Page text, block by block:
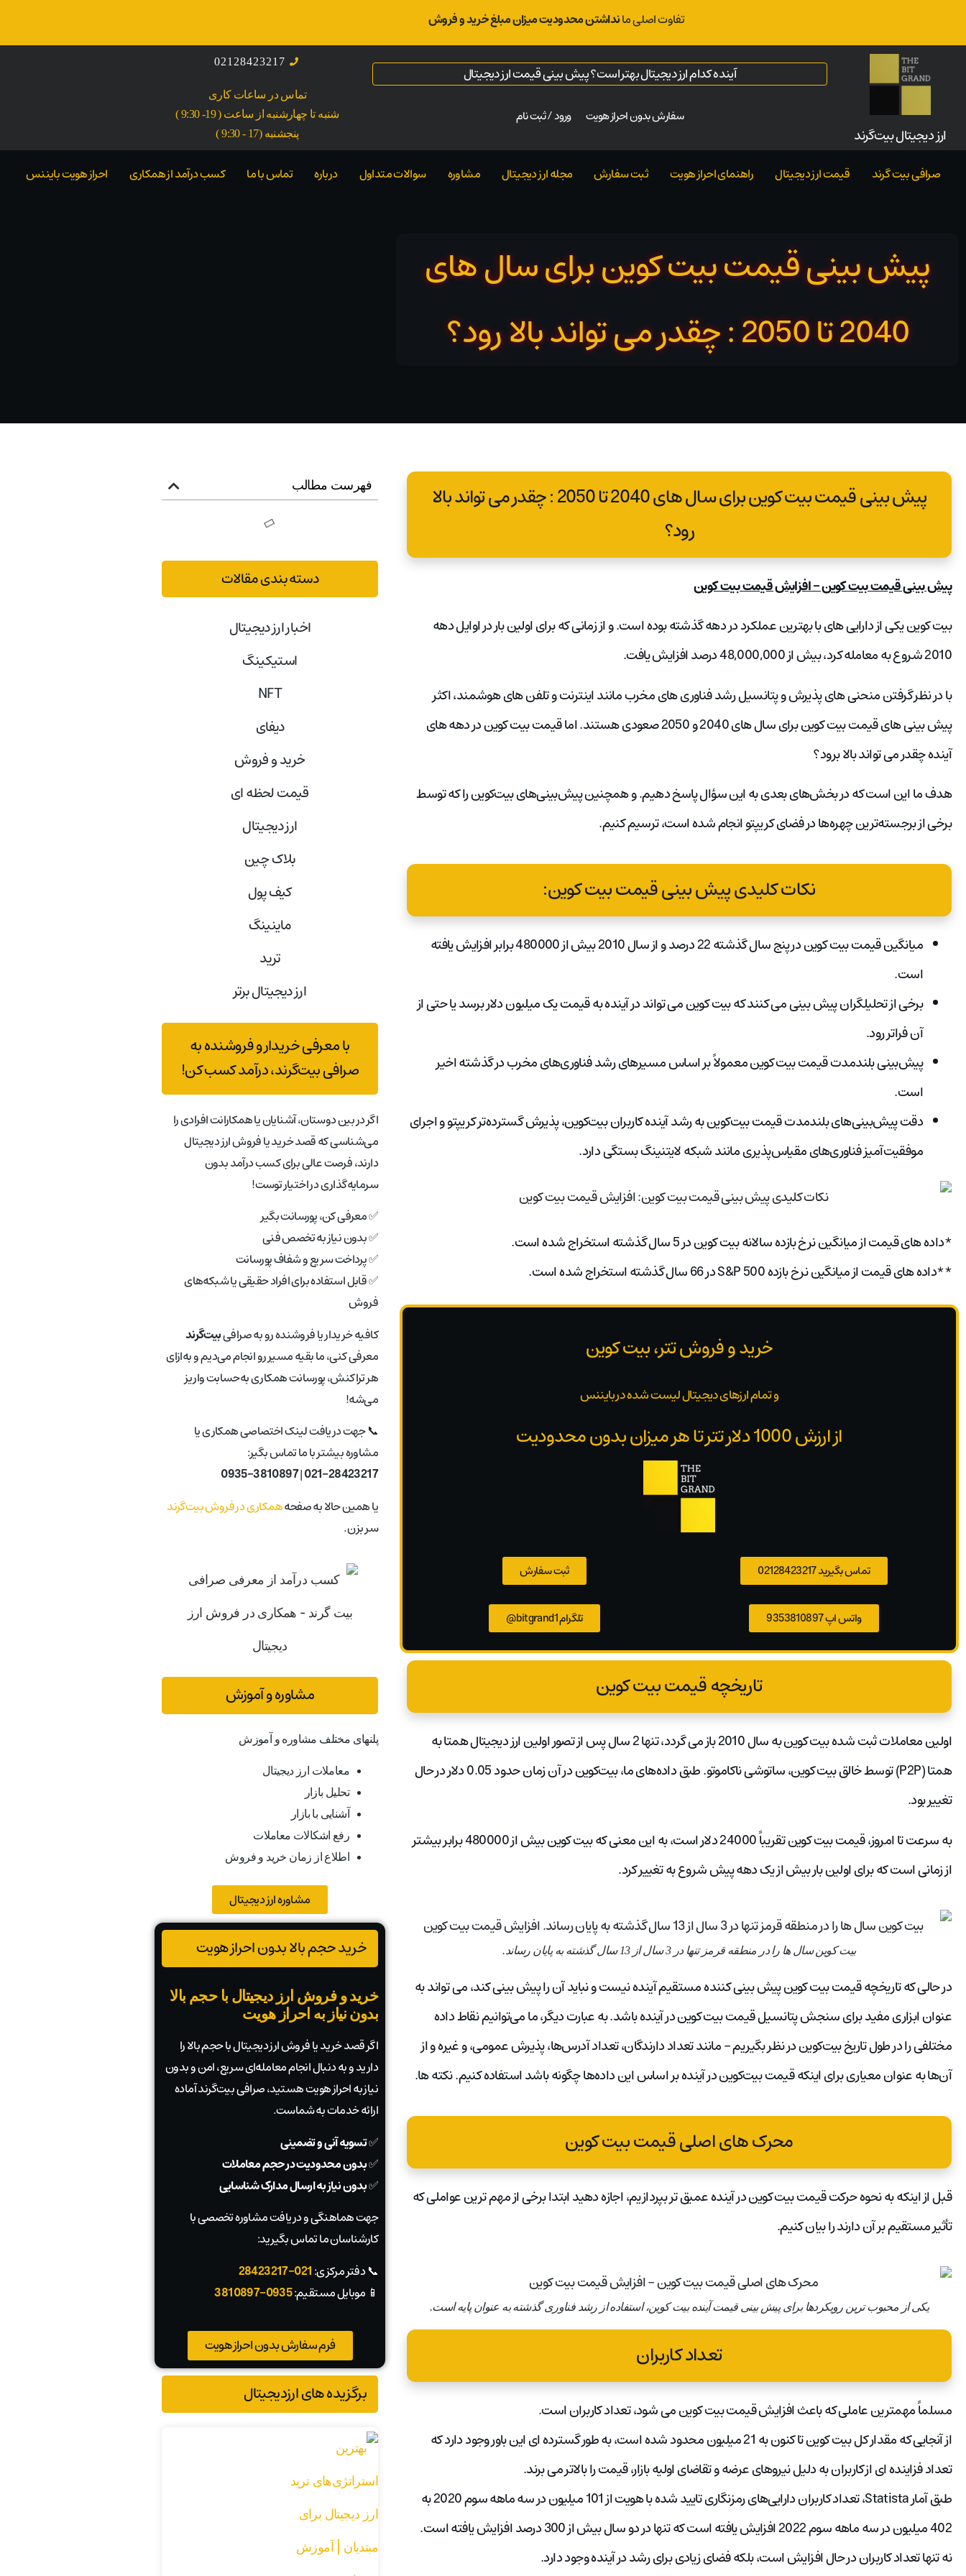
تفاوت اصلی مانداشتن محدودیت میزان مبلغ خرید و فروش
ارز‌ دیجیتال بیت‌گرند
آینده کدام ارز دیجیتال بهتر است؟ پیش بینی قیمت ارز دیجیتال
سفارش بدون احراز هویت ورود / ثبت نام
02128423217
تماس در ساعات کاری
شنبه تا چهارشنبه از ساعت ( 19- 9:30 )
پنجشنبه (17 - 9:30 )
صرافی بیت گرند قیمت ارز دیجیتال راهنمای احراز هویت ثبت سفارش مجله ارز دیجیتال مشاوره سوالات متداول درباره تماس با ما کسب درآمد از همکاری احراز هویت بایننس
پیش بینی قیمت بیت کوین برای سال های
2040 تا 2050 : چقدر می تواند بالا رود؟
پیش بینی قیمت بیت کوین برای سال های 2040 تا 2050 : چقدر می تواند بالا
رود؟
پیش بینی قیمت بیت کوین – افزایش قیمت بیت کوین
بیت کوین یکی از دارایی های با بهترین عملکرد در دهه گذشته بوده است. و از زمانی که برای اولین بار در اوایل دهه
2010 شروع به معامله کرد، بیش از 48,000,000 درصد افزایش یافت.
با در نظر گرفتن منحنی های پذیرش و پتانسیل رشد فناوری های مخرب مانند اینترنت و تلفن های هوشمند، اکثر
پیش بینی های قیمت بیت کوین برای سال های 2040 و 2050 صعودی هستند. اما قیمت بیت کوین در دهه های
آینده چقدر می تواند بالا برود؟
هدف ما این است که در بخش‌های بعدی به این سؤال پاسخ دهیم. و همچنین پیش‌بینی‌های بیت‌کوین را که توسط
برخی از برجسته‌ترین چهره‌ها در فضای کریپتو انجام شده است، ترسیم کنیم.
نکات کلیدی پیش بینی قیمت بیت کوین:
میانگین قیمت بیت کوین در پنج سال گذشته 22 درصد و از سال 2010 بیش از 480000 برابر افزایش یافته
است.
برخی از تحلیلگران پیش بینی می کنند که بیت کوین می تواند در آینده به قیمت یک میلیون دلار برسد یا حتی از
آن فراتر رود.
پیش‌بینی بلندمدت قیمت بیت کوین معمولاً بر اساس مسیرهای رشد فناوری‌های مخرب در گذشته اخیر
است.
دقت پیش‌بینی‌های بلندمدت قیمت بیت‌کوین به رشد آینده کاربران بیت‌کوین، پذیرش گسترده‌تر کریپتو و اجرای
موفقیت‌آمیز فناوری‌های مقیاس‌پذیری مانند شبکه لایتنینگ بستگی دارد.
*داده های قیمت از میانگین نرخ بازده سالانه بیت کوین در 5 سال گذشته استخراج شده است.
**داده های قیمت از میانگین نرخ بازده S&P 500 در 66 سال گذشته استخراج شده است.
خرید و فروش تتر، بیت کوین
و تمام ارزهای دیجیتال لیست شده در بایننس
از ارزش 1000 دلار تتر تا هر میزان بدون محدودیت
تماس بگیرید 02128423217 ثبت سفارش
واتس اپ 9353810897 تلگرام bitgrand1@
تاریخچه قیمت بیت کوین
اولین معاملات ثبت شده بیت کوین به سال 2010 باز می گردد، تنها 2 سال پس از تصور اولین ارز دیجیتال همتا به
همتا (P2P) توسط خالق بیت کوین، ساتوشی ناکاموتو. طبق داده‌های ما، بیت‌کوین در آن زمان حدود 0.05 دلار در حال
تغییر بود.
به سرعت تا امروز، قیمت بیت کوین تقریباً 24000 دلار است، به این معنی که بیت کوین بیش از 480000 برابر بیشتر
از زمانی است که برای اولین بار بیش از یک دهه پیش شروع به تغییر کرد.
بیت کوین سال ها را در منطقه قرمز تنها در 3 سال از 13 سال گذشته به پایان رساند.
در حالی که تاریخچه قیمت بیت کوین پیش بینی کننده مستقیم آینده نیست و نباید آن را پیش بینی کند، می تواند به
عنوان ابزاری مفید برای سنجش پتانسیل قیمت بیت کوین در آینده باشد. به عبارت دیگر، ما می‌توانیم نقاط داده
مختلفی را در طول تاریخ بیت‌کوین در نظر بگیریم – مانند تعداد دارندگان، تعداد آدرس‌ها، پذیرش عمومی، و غیره و از
آن‌ها به عنوان معیاری برای اینکه قیمت بیت‌کوین در آینده بر اساس این داده‌ها چگونه باشد استفاده کنیم. نکته ها.
محرک های اصلی قیمت بیت کوین
قبل از اینکه به نحوه حرکت قیمت بیت کوین در آینده عمیق تر بپردازیم، اجازه دهید ابتدا برخی از مهم ترین عواملی که
تأثیر مستقیم بر آن دارند را بیان کنیم.
یکی از محبوب ترین رویکردها برای پیش بینی قیمت آینده بیت کوین، استفاده از رشد فناوری گذشته به عنوان پایه است.
تعداد کاربران
مسلماً مهمترین عاملی که باعث افزایش قیمت بیت کوین می شود، تعداد کاربران است.
از آنجایی که مقدار کل بیت کوین تا کنون به 21 میلیون محدود شده است، به طور گسترده ای این باور وجود دارد که
تعداد فزاینده ای از کاربران به دلیل نیروهای عرضه و تقاضای اولیه بازار، قیمت را بالاتر می برند.
طبق آمار Statista، تعداد کاربران دارایی‌های رمزنگاری تایید شده با هویت از 101 میلیون در سه ماهه سوم 2020 به
402 میلیون در سه ماهه سوم 2022 افزایش یافته است که تنها در دو سال بیش از 300 درصد افزایش یافته است.
نه تنها تعداد کاربران در حال افزایش است، بلکه فضای زیادی برای رشد در آینده وجود دارد.
فهرست مطالب
دسته بندی مقالات
اخبار ارز دیجیتال
استیکینگ
NFT
دیفای
خرید و فروش
قیمت لحظه ای
ارز دیجیتال
بلاک‌ چین
کیف پول
ماینینگ
ترید
ارز دیجیتال برتر
با معرفی خریدار و فروشنده به
صرافی بیت‌گرند، درآمد کسب کن!
اگر در بین دوستان، آشنایان یا همکارانت افرادی را
می‌شناسی که قصد خرید یا فروش ارز دیجیتال
دارند، فرصت عالی برای کسب درآمد بدون
سرمایه‌گذاری در اختیار توست!
✅ معرفی کن، پورسانت بگیر
✅ بدون نیاز به تخصص فنی
✅ پرداخت سریع و شفاف پورسانت
✅ قابل استفاده برای افراد حقیقی یا شبکه‌های
فروش
کافیه خریدار یا فروشنده رو به صرافیبیت‌گرند
معرفی کنی، ما بقیه مسیر رو انجام می‌دیم و به‌ازای
هر تراکنش، پورسانت همکاری به‌حسابت واریز
می‌شه!
📞 جهت دریافت لینک اختصاصی همکاری یا
مشاوره بیشتر با ما تماس بگیر:
021-28423217
|
0935-3810897
یا همین حالا به صفحههمکاری در فروش بیت‌گرند
سر بزن.
مشاوره و آموزش
پلنهای مختلف مشاوره و آموزش
معاملات ارز دیجیتال
تحلیل بازار
آشنایی با بازار
رفع اشکالات معاملات
اطلاع از زمان خرید و فروش
مشاوره ارز دیجیتال
خرید حجم بالا بدون احراز هویت
خرید و فروش ارز دیجیتال با حجم بالا
بدون نیاز به احراز هویت
اگر قصد خرید یا فروش ارز دیجیتال با حجم بالا را
دارید و به دنبال انجام معامله‌ای سریع، امن و بدون
نیاز به احراز هویت هستید، صرافی بیت‌گرند آماده
ارائه خدمات به شماست.
✅تسویه آنی و تضمینی
✅بدون محدودیت در حجم معاملات
✅بدون نیاز به ارسال مدارک شناسایی
جهت هماهنگی و دریافت مشاوره تخصصی با
کارشناسان ما تماس بگیرید:
📞 دفتر مرکزی:021-28423217
📱 موبایل مستقیم:0935-3810897
فرم سفارش بدون احراز هویت
برگزیده های ارزدیجیتال